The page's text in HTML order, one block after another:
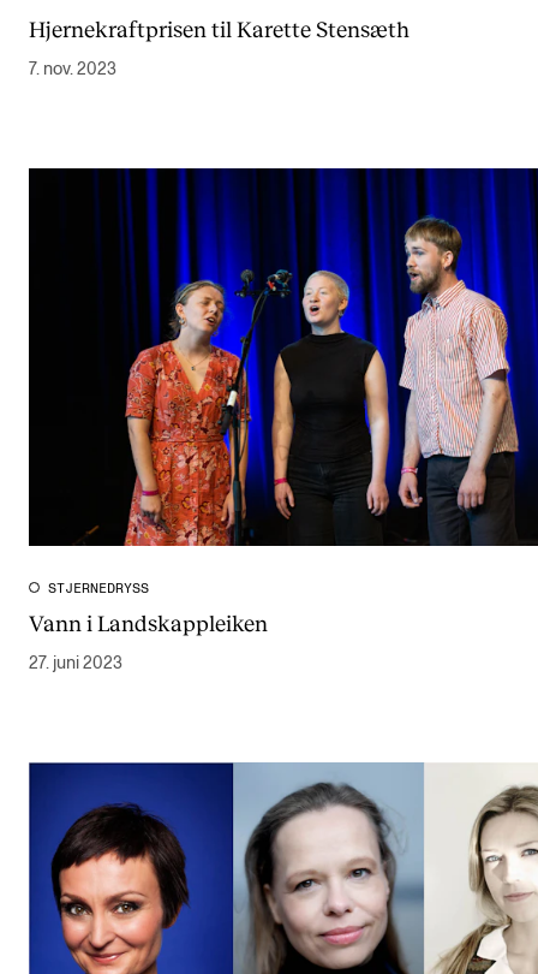
Hjernekraftprisen til Karette Stensæth
7. nov. 2023
STJERNEDRYSS
Vann i Landskappleiken
27. juni 2023